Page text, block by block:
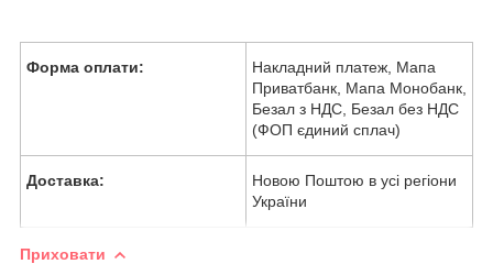
Форма оплати:
Накладний платеж, Мапа
Приватбанк, Мапа Монобанк,
Безал з НДС, Безал без НДС
(ФОП єдиний сплач)
Доставка:
Новою Поштою в усі регіони
України
Приховати